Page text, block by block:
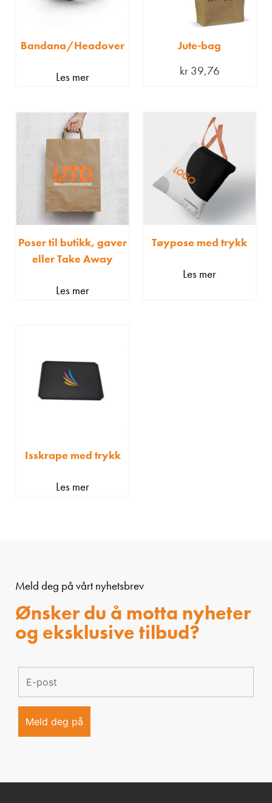
Bandana/Headover
Les mer
Jute-bag
kr39,76
Poser til butikk, gaver
eller Take Away
Les mer
Tøypose med trykk
Les mer
Isskrape med trykk
Les mer
Meld deg på vårt nyhetsbrev
Ønsker du å motta nyheter
og eksklusive tilbud?